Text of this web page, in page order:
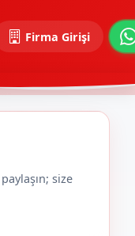
Firma Girişi
size